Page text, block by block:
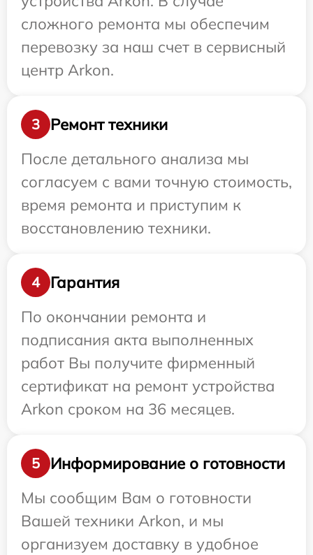
сложного ремонта мы обеспечим
перевозку за наш счет в сервисный
центр Arkon.
3
Ремонт техники
После детального анализа мы
согласуем с вами точную стоимость,
время ремонта и приступим к
восстановлению техники.
4
Гарантия
По окончании ремонта и
подписания акта выполненных
работ Вы получите фирменный
сертификат на ремонт устройства
Arkon сроком на 36 месяцев.
5
Информирование о готовности
Мы сообщим Вам о готовности
Вашей техники Arkon, и мы
организуем доставку в удобное